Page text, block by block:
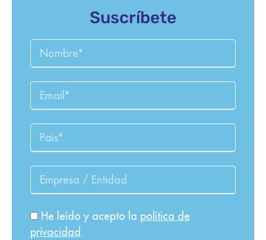
Suscríbete
He leído y acepto la política de
privacidad .